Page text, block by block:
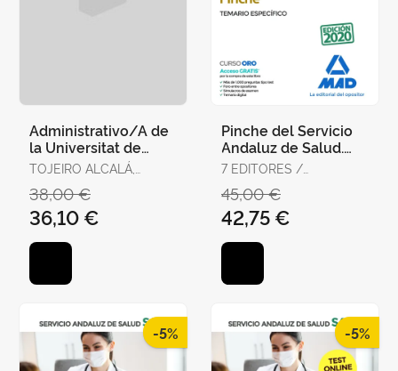
Administrativo/A de
la Universitat de
València. Temario,
Test y Supuestos
Prácti
TOJEIRO ALCALÁ,
38,00 €
36,10 €
Pinche del Servicio
Andaluz de Salud.
Temario Específico
7 EDITORES /
JOSÉ MANUEL /
SERRANO BARCENA,
ANA MARÍA /
GONZÁLEZ CABALLERO,
45,00 €
42,75 €
-5% -5%